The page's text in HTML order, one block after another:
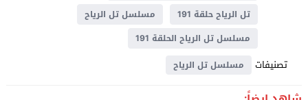
تل الرياح حلقة 191
مسلسل تل الرياح
مسلسل تل الرياح الحلقة 191
تصنيفات مسلسل تل الرياح